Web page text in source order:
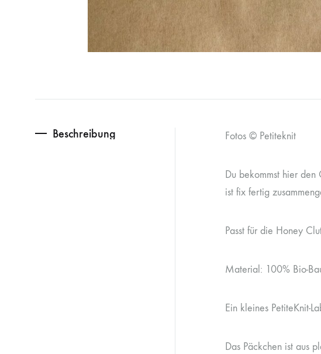
Beschreibung Fotos © Petiteknit
Du bekommst hier
ist fix fertig
Passt für die Honey
Material: 100% Bio-
Ein kleines PetiteKnit-
Das Päckchen ist aus